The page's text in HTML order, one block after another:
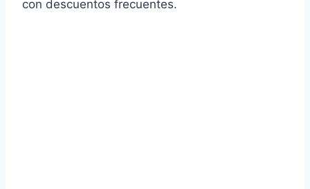
con descuentos frecuentes.